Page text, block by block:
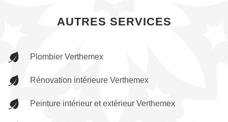
AUTRES SERVICES
Plombier Verthemex
Rénovation intérieure Verthemex
Peinture intérieur et extérieur Verthemex